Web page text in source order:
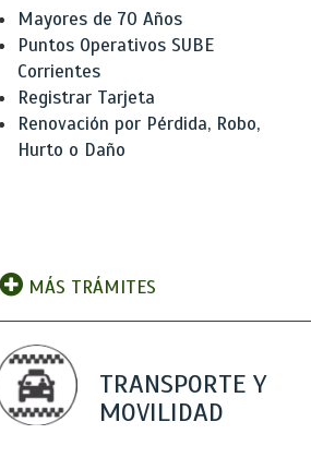
Mayores de 70 Años
Puntos Operativos SUBE
Corrientes
Registrar Tarjeta
Renovación por Pérdida, Robo,
Hurto o Daño
MÁS TRÁMITES
TRANSPORTE Y
MOVILIDAD